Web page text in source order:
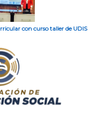
con curso taller de UDIS